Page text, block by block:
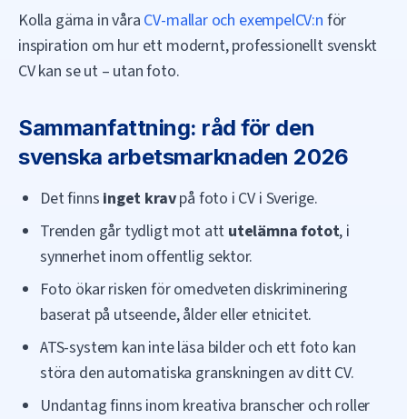
Kolla gärna in våra CV-mallar och exempelCV:n för
inspiration om hur ett modernt, professionellt svenskt
CV kan se ut – utan foto.
Sammanfattning: råd för den
svenska arbetsmarknaden 2026
Det finns inget kravpå foto i CV i Sverige.
Trenden går tydligt mot att utelämna fotot, i
synnerhet inom offentlig sektor.
Foto ökar risken för omedveten diskriminering
baserat på utseende, ålder eller etnicitet.
ATS-system kan inte läsa bilder och ett foto kan
störa den automatiska granskningen av ditt CV.
Undantag finns inom kreativa branscher och roller